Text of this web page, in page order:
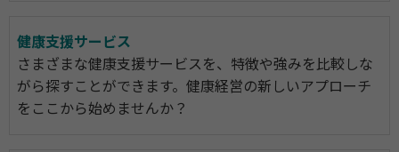
健康支援サービス
さまざまな健康支援サービスを、特徴や強みを比較しな
がら探すことができます。健康経営の新しいアプローチ
をここから始めませんか？